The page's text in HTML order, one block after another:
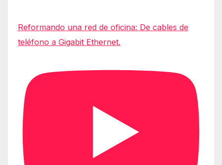
Reformando una red de oficina: De cables de
teléfono a Gigabit Ethernet.